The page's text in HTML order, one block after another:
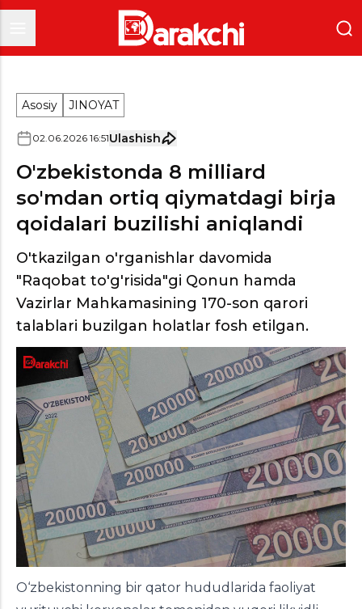
Asosiy JINOYAT
02.06.2026 16:51Ulashish
O'zbekistonda 8 milliard
so'mdan ortiq qiymatdagi birja
qoidalari buzilishi aniqlandi
O'tkazilgan o'rganishlar davomida
"Raqobat to'g'risida"gi Qonun hamda
Vazirlar Mahkamasining 170-son qarori
talablari buzilgan holatlar fosh etilgan.
O‘zbekistonning bir qator hududlarida faoliyat